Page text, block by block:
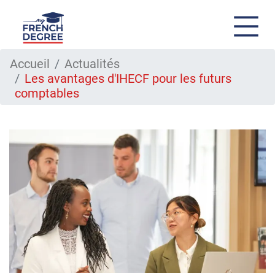
au
contenu
principal
Accueil
Actualités
Les avantages d'IHECF pour les futurs
comptables